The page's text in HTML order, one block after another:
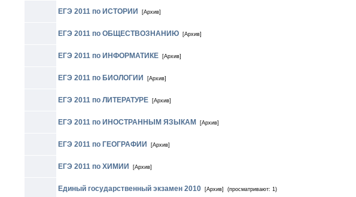
ЕГЭ 2011 по ИСТОРИИ [Архив]
ЕГЭ 2011 по ОБЩЕСТВОЗНАНИЮ [Архив]
ЕГЭ 2011 по ИНФОРМАТИКЕ [Архив]
ЕГЭ 2011 по БИОЛОГИИ [Архив]
ЕГЭ 2011 по ЛИТЕРАТУРЕ [Архив]
ЕГЭ 2011 по ИНОСТРАННЫМ ЯЗЫКАМ [Архив]
ЕГЭ 2011 по ГЕОГРАФИИ [Архив]
ЕГЭ 2011 по ХИМИИ [Архив]
Единый государственный экзамен 2010 [Архив] (просматривают: 1)